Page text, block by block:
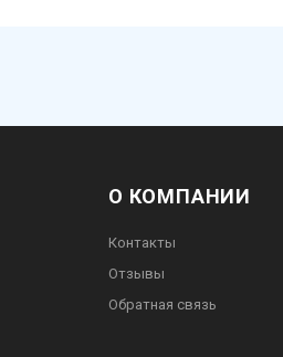
О КОМПАНИИ
Контакты
Отзывы
Обратная связь